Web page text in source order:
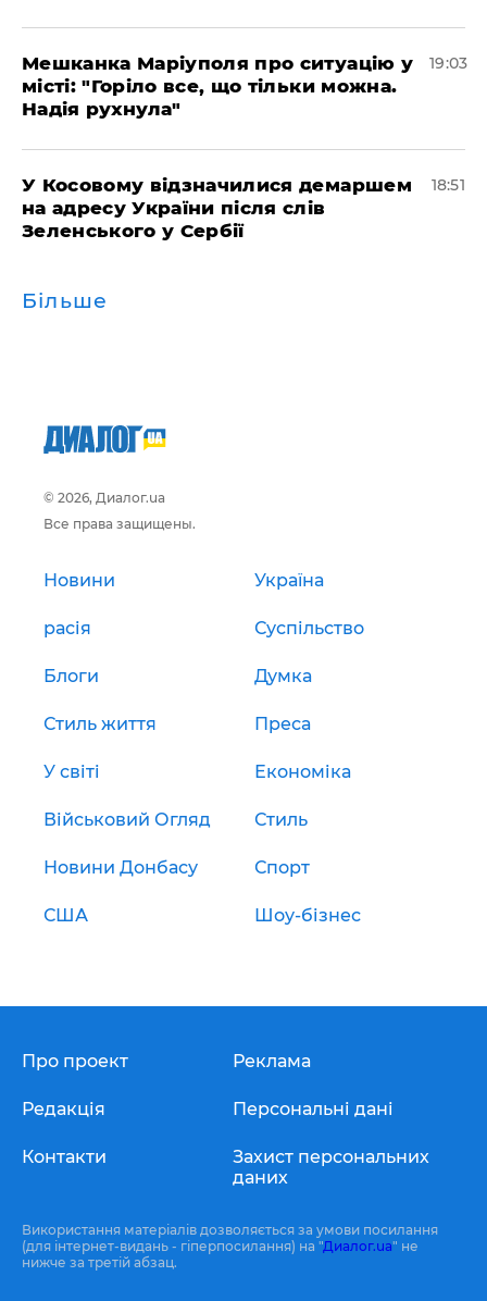
Мешканка Маріуполя про ситуацію у
місті: "Горіло все, що тільки можна.
Надія рухнула"
19:03
У Косовому відзначилися демаршем
на адресу України після слів
Зеленського у Сербії
18:51
Більше
© 2026, Диалог.ua
Все права защищены.
Новини Україна
расія Суспільство
Блоги Думка
Стиль життя Преса
У світі Економіка
Військовий Огляд Стиль
Новини Донбасу Спорт
США Шоу-бізнес
Про проект
Редакція
Контакти
Реклама
Персональні дані
Захист персональних
даних
Використання матеріалів дозволяється за умови посилання
(для інтернет-видань - гіперпосилання) на "Диалог.ua" не
нижче за третій абзац.